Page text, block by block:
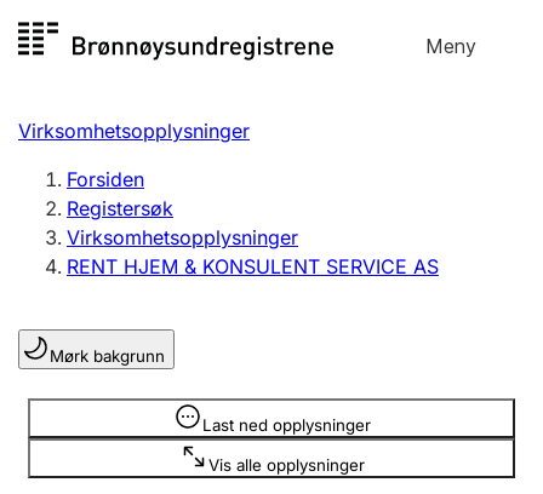
til
Meny
Registersøk
Aksjeselskap
Enkeltpersonforetak
Registrere, endre, slette
Lag og forening
Registrere, endre, slette
Virksomhetsopplysninger
Forsiden
Registersøk
Virksomhetsopplysninger
RENT HJEM & KONSULENT SERVICE AS
Mørk bakgrunn
Last ned opplysninger
Vis alle opplysninger
Opplysninger er skjult